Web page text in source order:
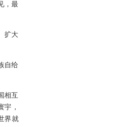
，最
扩大
自给
相互
宇，
界就